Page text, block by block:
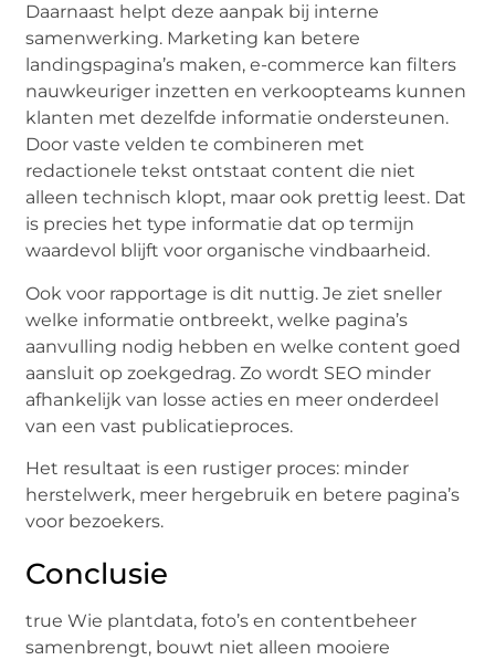
Daarnaast helpt deze aanpak bij interne
samenwerking. Marketing kan betere
landingspagina’s maken, e-commerce kan filters
nauwkeuriger inzetten en verkoopteams kunnen
klanten met dezelfde informatie ondersteunen.
Door vaste velden te combineren met
redactionele tekst ontstaat content die niet
alleen technisch klopt, maar ook prettig leest. Dat
is precies het type informatie dat op termijn
waardevol blijft voor organische vindbaarheid.
Ook voor rapportage is dit nuttig. Je ziet sneller
welke informatie ontbreekt, welke pagina’s
aanvulling nodig hebben en welke content goed
aansluit op zoekgedrag. Zo wordt SEO minder
afhankelijk van losse acties en meer onderdeel
van een vast publicatieproces.
Het resultaat is een rustiger proces: minder
herstelwerk, meer hergebruik en betere pagina’s
voor bezoekers.
Conclusie
true Wie plantdata, foto’s en contentbeheer
samenbrengt, bouwt niet alleen mooiere